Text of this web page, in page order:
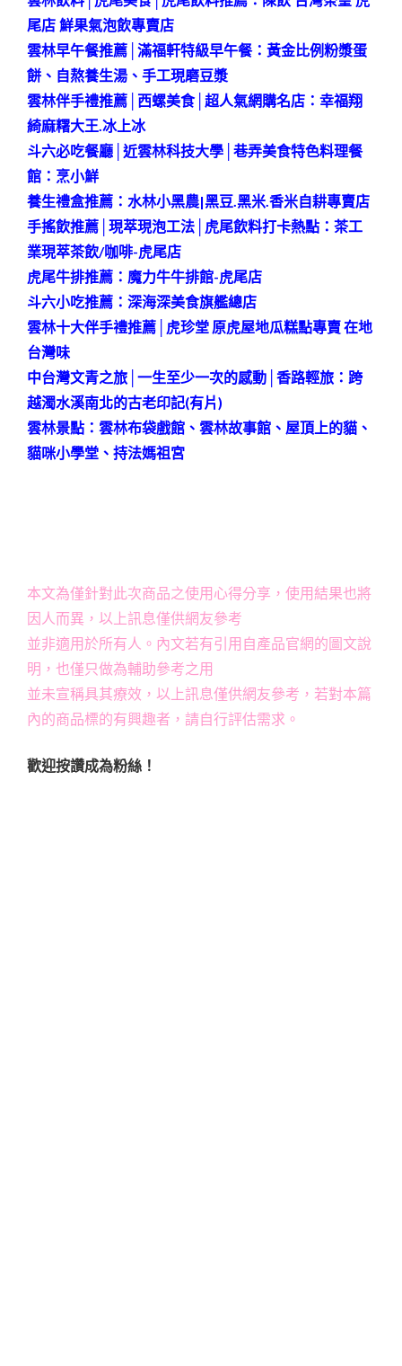
尾店 鮮果氣泡飲專賣店
雲林早午餐推薦│滿福軒特級早午餐：黃金比例粉漿蛋
餅、自熬養生湯、手工現磨豆漿
雲林伴手禮推薦│西螺美食│超人氣網購名店：幸福翔
綺麻糬大王.冰上冰
斗六必吃餐廳│近雲林科技大學│巷弄美食特色料理餐
館：烹小鮮
養生禮盒推薦：水林小黑農|黑豆.黑米.香米自耕專賣店
手搖飲推薦│現萃現泡工法│虎尾飲料打卡熱點：茶工
業現萃茶飲/咖啡-虎尾店
虎尾牛排推薦：魔力牛牛排館-虎尾店
斗六小吃推薦：深海深美食旗艦總店
雲林十大伴手禮推薦│虎珍堂 原虎屋地瓜糕點專賣 在地
台灣味
中台灣文青之旅│一生至少一次的感動│香路輕旅：跨
越濁水溪南北的古老印記(有片)
雲林景點：雲林布袋戲館、雲林故事館、屋頂上的貓、
貓咪小學堂、持法媽祖宮
本文為僅針對此次商品之使用心得分享，使用結果也將
因人而異，以上訊息僅供網友參考
並非適用於所有人。內文若有引用自產品官網的圖文說
明，也僅只做為輔助參考之用
並未宣稱具其療效，以上訊息僅供網友參考，若對本篇
內的商品標的有興趣者，請自行評估需求。
歡迎按讚成為粉絲！